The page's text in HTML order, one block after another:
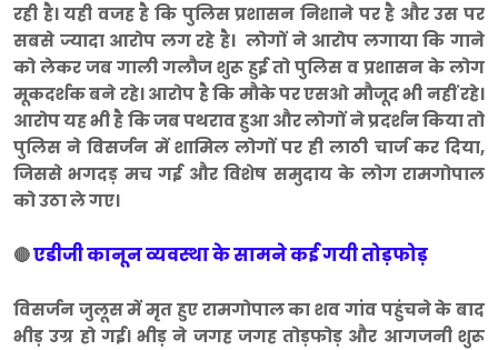
रही है। यही वजह है कि पुलिस प्रशासन निशाने पर है और उस पर
सबसे ज्यादा आरोप लग रहे है। लोगों ने आरोप लगाया कि गाने
को लेकर जब गाली गलौज शुरू हुई तो पुलिस व प्रशासन के लोग
मूकदर्शक बने रहे। आरोप है कि मौके पर एसओ मौजूद भी नहीं रहे।
आरोप यह भी है कि जब पथराव हुआ और लोगों ने प्रदर्शन किया तो
पुलिस ने विसर्जन में शामिल लोगों पर ही लाठी चार्ज कर दिया,
जिससे भगदड़ मच गई और विशेष समुदाय के लोग रामगोपाल
को उठा ले गए।
🔴एडीजी कानून व्यवस्था के सामने कई गयी तोड़फोड़
विसर्जन जुलूस में मृत हुए रामगोपाल का शव गांव पहुंचने के बाद
भीड़ उग्र हो गई। भीड़ ने जगह जगह तोड़फोड़ और आगजनी शुरू